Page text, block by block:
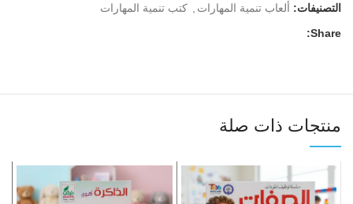
التصنيفات: ألعاب تنمية المهارات
كتب تنمية المهارات
Share:
منتجات ذات صلة